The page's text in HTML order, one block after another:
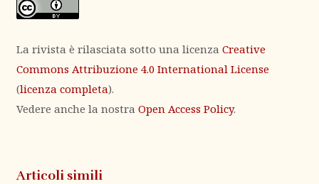
La rivista è rilasciata sotto una licenza Creative
Commons Attribuzione 4.0 International License
(licenza completa).
Vedere anche la nostra Open Access Policy.
Articoli simili